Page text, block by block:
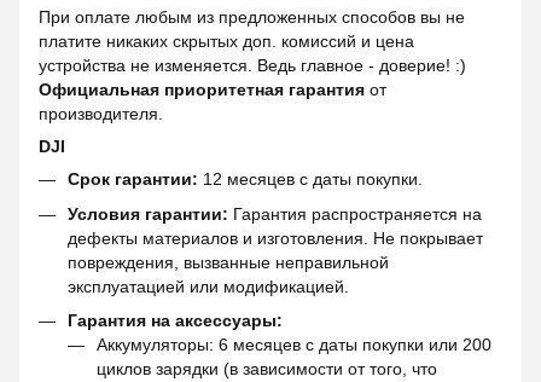
При оплате любым из предложенных способов вы не
платите никаких скрытых доп. комиссий и цена
устройства не изменяется. Ведь главное - доверие! :)
Официальная приоритетная гарантия от
производителя.
DJI
Срок гарантии: 12 месяцев с даты покупки.
Условия гарантии: Гарантия распространяется на
дефекты материалов и изготовления. Не покрывает
повреждения, вызванные неправильной
эксплуатацией или модификацией.
Гарантия на аксессуары:
Аккумуляторы: 6 месяцев с даты покупки или 200
циклов зарядки (в зависимости от того, что